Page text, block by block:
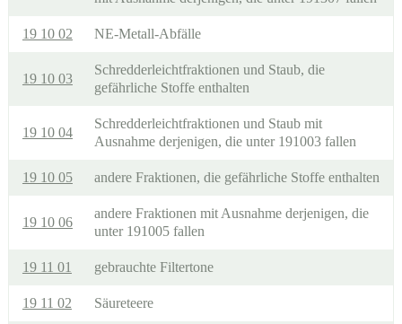
19 10 02 NE-Metall-Abfälle
19 10 03
Schredderleichtfraktionen und Staub, die
gefährliche Stoffe enthalten
19 10 04
Schredderleichtfraktionen und Staub mit
Ausnahme derjenigen, die unter 191003 fallen
19 10 05 andere Fraktionen, die gefährliche Stoffe enthalten
19 10 06
andere Fraktionen mit Ausnahme derjenigen, die
unter 191005 fallen
19 11 01 gebrauchte Filtertone
19 11 02 Säureteere